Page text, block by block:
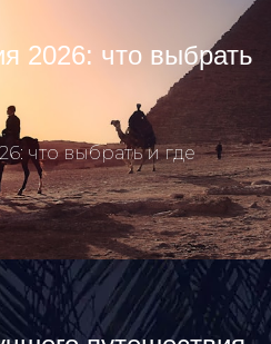
2026: что выбрать
что выбрать и где